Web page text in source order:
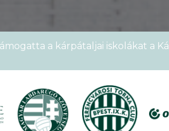
a kárpátaljai iskolákat a
meg a VI.
sportoltatok velünk – rekordokat
kezdetét vette a XVII. KEK!